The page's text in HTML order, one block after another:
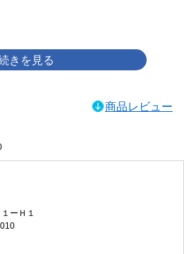
商品レビュー
ーＨ１